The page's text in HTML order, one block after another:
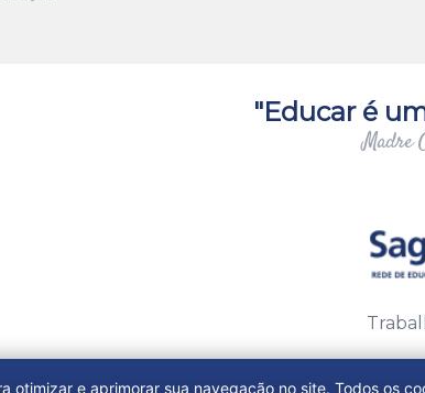
"Educar é
Madre
otimizar e aprimorar sua navegação no site. Todos os